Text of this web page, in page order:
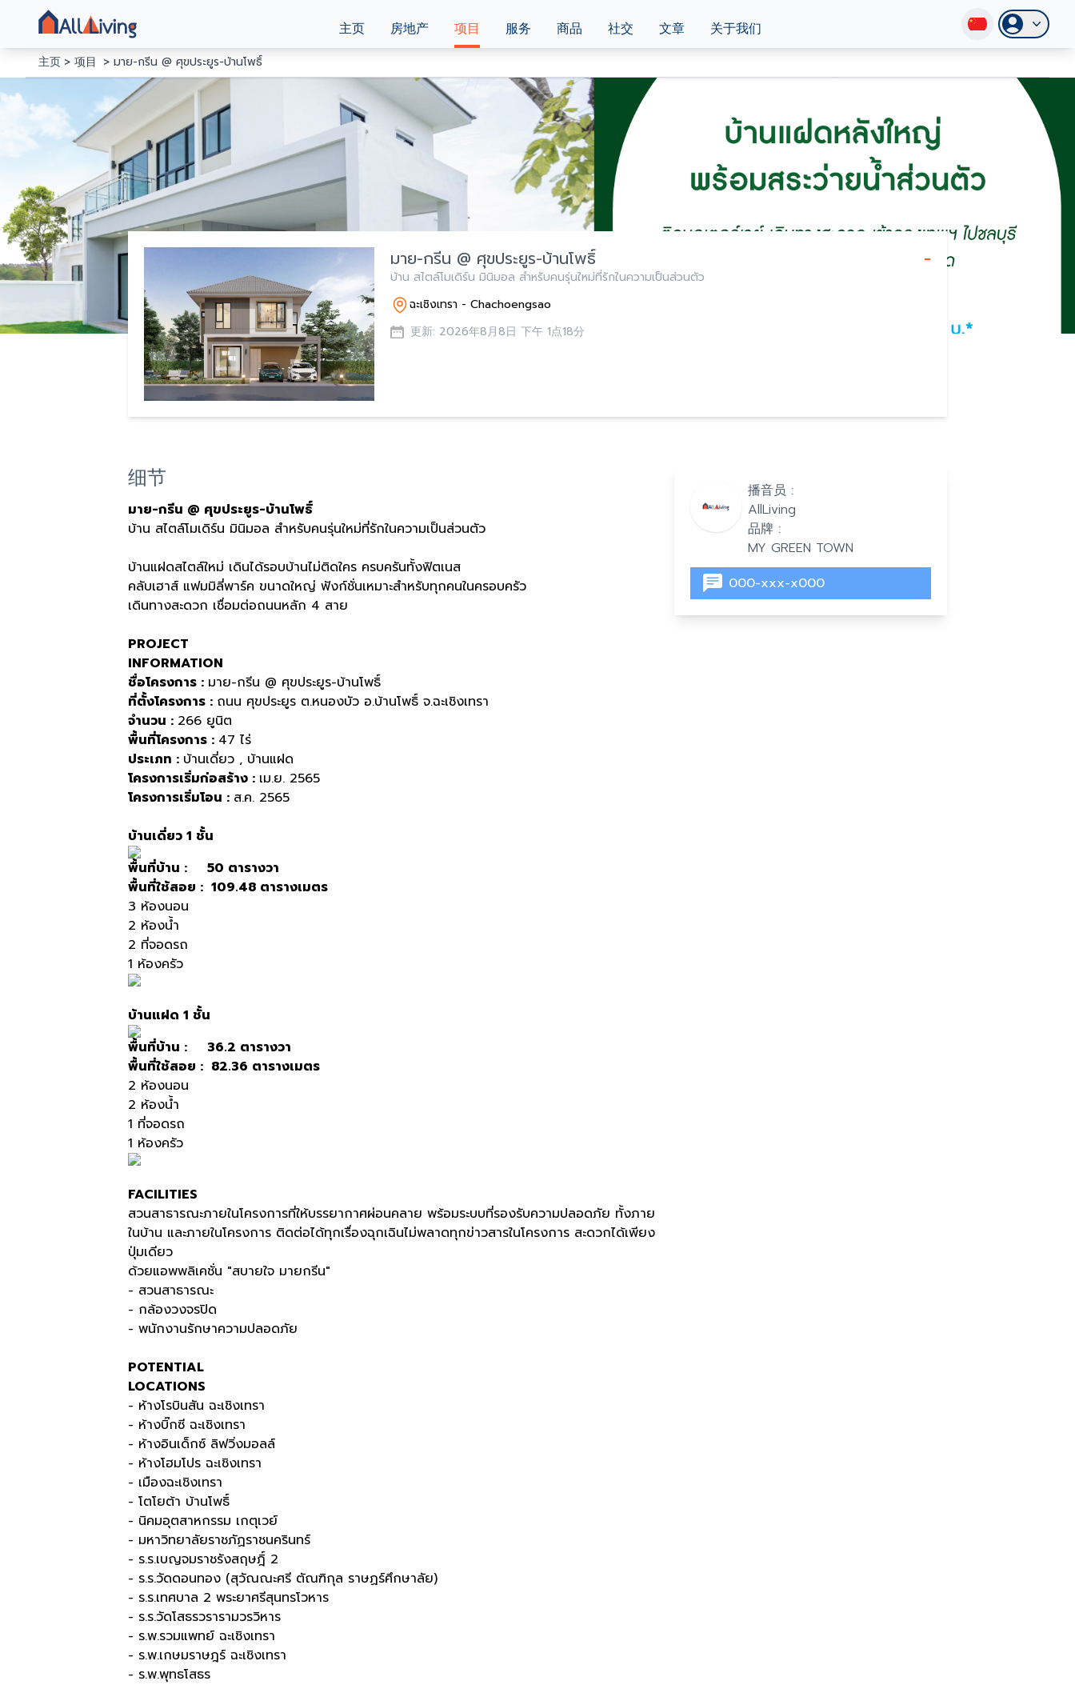
主页 房地产 项目 服务 商品 社交 文章 关于我们
主页 项目 มาย-กรีน @ ศุขประยูร-บ้านโพธิ์
-
มาย-กรีน @ ศุขประยูร-บ้านโพธิ์
บ้าน สไตล์โมเดิร์น มินิมอล สำหรับคนรุ่นใหม่ที่รักในความเป็นส่วนตัว
ฉะเชิงเทรา - Chachoengsao
更新: 2026年8月8日 下午 1点18分
细节
มาย-กรีน @ ศุขประยูร-บ้านโพธิ์
บ้าน สไตล์โมเดิร์น มินิมอล สำหรับคนรุ่นใหม่ที่รักในความเป็นส่วนตัว
บ้านแฝดสไตล์ใหม่ เดินได้รอบบ้านไม่ติดใคร ครบครันทั้งฟิตเนส
คลับเฮาส์ แฟมมิลี่พาร์ค ขนาดใหญ่ ฟังก์ชั่นเหมาะสำหรับทุกคนในครอบครัว
เดินทางสะดวก เชื่อมต่อถนนหลัก 4 สาย
PROJECT
INFORMATION
ชื่อโครงการ : มาย-กรีน @ ศุขประยูร-บ้านโพธิ์
ที่ตั้งโครงการ : ถนน ศุขประยูร ต.หนองบัว อ.บ้านโพธิ์ จ.ฉะเชิงเทรา
จำนวน : 266 ยูนิต
พื้นที่โครงการ : 47 ไร่
ประเภท : บ้านเดี่ยว , บ้านแฝด
โครงการเริ่มก่อสร้าง : เม.ย. 2565
โครงการเริ่มโอน : ส.ค. 2565
บ้านเดี่ยว 1 ชั้น
พื้นที่บ้าน : 50 ตารางวา
พื้นที่ใช้สอย : 109.48 ตารางเมตร
3 ห้องนอน
2 ห้องน้ำ
2 ที่จอดรถ
1 ห้องครัว
บ้านแฝด 1 ชั้น
พื้นที่บ้าน : 36.2 ตารางวา
พื้นที่ใช้สอย : 82.36 ตารางเมตร
2 ห้องนอน
2 ห้องน้ำ
1 ที่จอดรถ
1 ห้องครัว
FACILITIES
สวนสาธารณะภายในโครงการที่ให้บรรยากาศผ่อนคลาย พร้อมระบบที่รองรับความปลอดภัย ทั้งภาย
ในบ้าน และภายในโครงการ ติดต่อได้ทุกเรื่องฉุกเฉินไม่พลาดทุกข่าวสารในโครงการ สะดวกได้เพียง
ปุ่มเดียว
ด้วยแอพพลิเคชั่น "สบายใจ มายกรีน"
- สวนสาธารณะ
- กล้องวงจรปิด
- พนักงานรักษาความปลอดภัย
POTENTIAL
LOCATIONS
- ห้างโรบินสัน ฉะเชิงเทรา
- ห้างบิ๊กซี ฉะเชิงเทรา
- ห้างอินเด็กซ์ ลิฟวิ่งมอลล์
- ห้างโฮมโปร ฉะเชิงเทรา
- เมืองฉะเชิงเทรา
- โตโยต้า บ้านโพธิ์
- นิคมอุตสาหกรรม เกตุเวย์
- มหาวิทยาลัยราชภัฏราชนครินทร์
- ร.ร.เบญจมราชรังสฤษฎิ์ 2
- ร.ร.วัดดอนทอง (สุวัณณะศรี ตัณฑิกุล ราษฏร์ศึกษาลัย)
- ร.ร.เทศบาล 2 พระยาศรีสุนทรโวหาร
- ร.ร.วัดโสธรวรารามวรวิหาร
- ร.พ.รวมแพทย์ ฉะเชิงเทรา
- ร.พ.เกษมราษฎร์ ฉะเชิงเทรา
- ร.พ.พุทธโสธร
播音员 :
AllLiving
品牌 :
MY GREEN TOWN
000-xxx-x000